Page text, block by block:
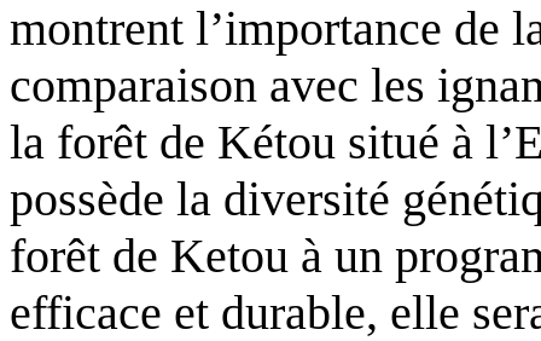
montrent l’importance de
comparaison avec les
la forêt de Kétou situé à
possède la diversité
forêt de Ketou à un
efficace et durable, elle